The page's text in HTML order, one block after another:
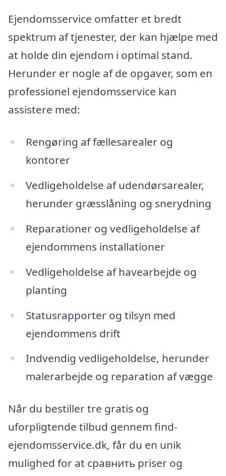
Ejendomsservice omfatter et bredt
spektrum af tjenester, der kan hjælpe med
at holde din ejendom i optimal stand.
Herunder er nogle af de opgaver, som en
professionel ejendomsservice kan
assistere med:
Rengøring af fællesarealer og
kontorer
Vedligeholdelse af udendørsarealer,
herunder græsslåning og snerydning
Reparationer og vedligeholdelse af
ejendommens installationer
Vedligeholdelse af havearbejde og
planting
Statusrapporter og tilsyn med
ejendommens drift
Indvendig vedligeholdelse, herunder
malerarbejde og reparation af vægge
Når du bestiller tre gratis og
uforpligtende tilbud gennem find-
ejendomsservice.dk, får du en unik
mulighed for at сравнить priser og